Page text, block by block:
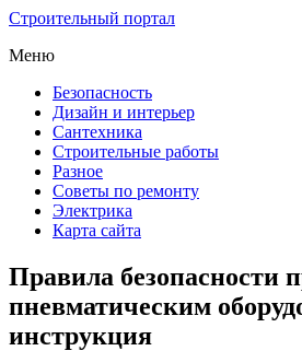
Строительный портал
Меню
Безопасность
Дизайн и интерьер
Сантехника
Строительные работы
Разное
Советы по ремонту
Электрика
Карта сайта
Правила безопасности
пневматическим
инструкция